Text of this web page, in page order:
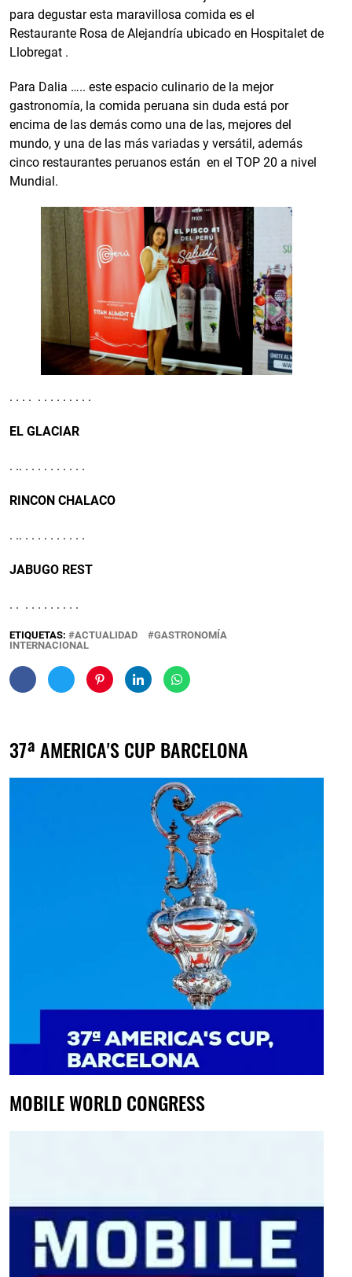
para degustar esta maravillosa comida es el
Restaurante Rosa de Alejandría ubicado en Hospitalet de
Llobregat .
Para Dalia ….. este espacio culinario de la mejor
gastronomía, la comida peruana sin duda está por
encima de las demás como una de las, mejores del
mundo, y una de las más variadas y versátil, además
cinco restaurantes peruanos están en el TOP 20 a nivel
Mundial.
. . . . . . . . . . . . .
EL GLACIAR
. .. . . . . . . . . . .
RINCON CHALACO
. .. . . . . . . . . . .
JABUGO REST
. . . . . . . . . . .
ETIQUETAS: ACTUALIDAD
GASTRONOMÍA
INTERNACIONAL
37ª AMERICA'S CUP BARCELONA
MOBILE WORLD CONGRESS